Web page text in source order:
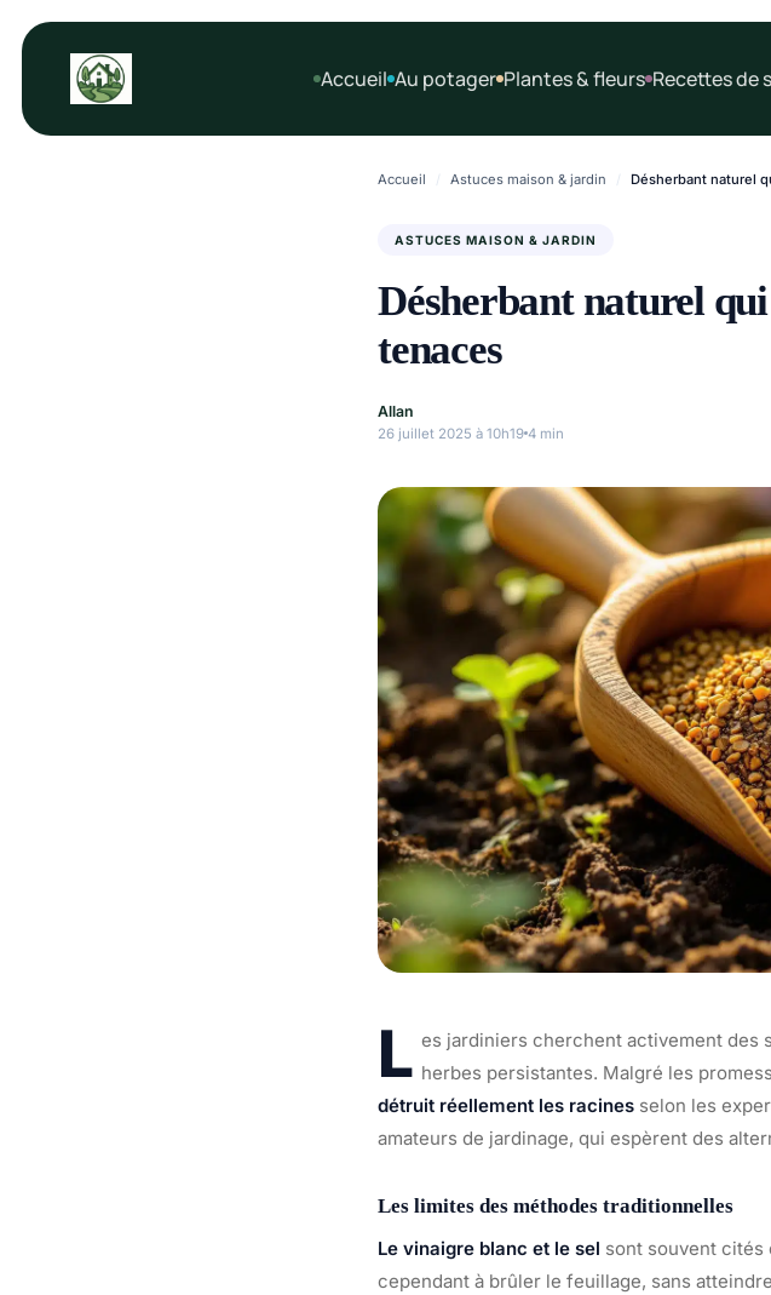
Aller
Accueil Au potager Plantes & fleurs Recettes de
Accueil / Astuces maison & jardin / Désherbant naturel
ASTUCES MAISON & JARDIN
Désherbant naturel
tenaces
Allan
26 juillet 2025 à 10h19 4 min
L es jardiniers cherchent activement des
herbes persistantes. Malgré les
détruit réellement les racines selon les
amateurs de jardinage, qui espèrent des
Les limites des méthodes traditionnelles
Le vinaigre blanc et le sel sont souvent cités
cependant à brûler le feuillage, sans